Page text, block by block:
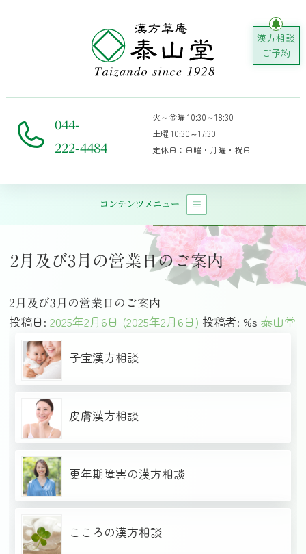
漢方相談
ご予約
044-
222-4484
火～金曜 10:30～18:30
土曜 10:30～17:30
定休日：日曜・月曜・祝日
メインナビゲーション
コンテンツメニュー
2月及び3月の営業日のご案内
子宝漢方相談
皮膚漢方相談
更年期障害の漢方相談
こころの漢方相談
2月及び3月の営業日のご案内
投稿日:2025年2月6日 (2025年2月6日) 投稿者: %s 泰山堂